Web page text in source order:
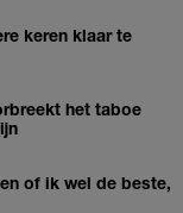
keren klaar te
het taboe
of ik wel de beste,